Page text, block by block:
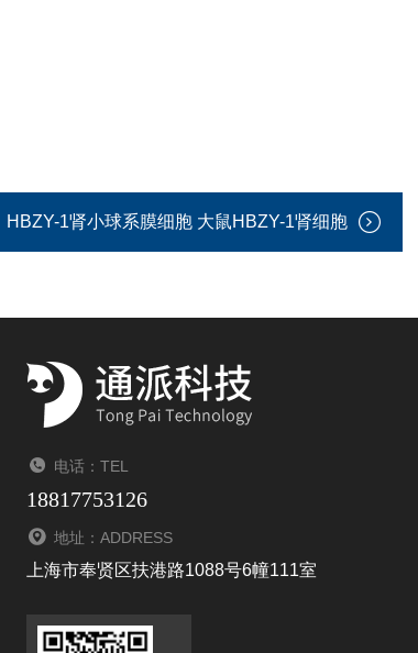
HBZY-1肾小球系膜细胞 大鼠HBZY-1肾细胞
电话：TEL
18817753126
地址：ADDRESS
上海市奉贤区扶港路1088号6幢111室